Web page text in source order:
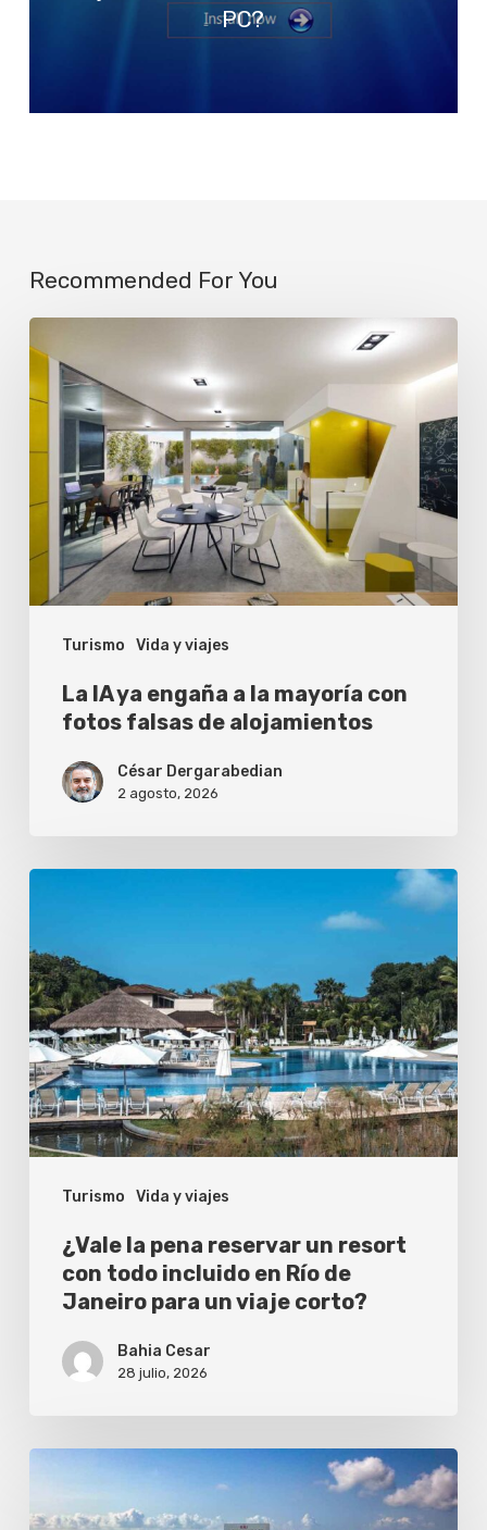
PC?
Recommended For You
Turismo Vida y viajes
ya
engaña
la
mayoría
fotos
falsas
alojamientos
La IA ya engaña a la mayoría con
fotos falsas de alojamientos
César Dergarabedian
2 agosto, 2026
Turismo Vida y viajes
pena
reservar
un
resort
con
todo
incluido
Janeiro
¿Vale la pena reservar un resort
con todo incluido en Río de
Janeiro para un viaje corto?
Bahia Cesar
28 julio, 2026